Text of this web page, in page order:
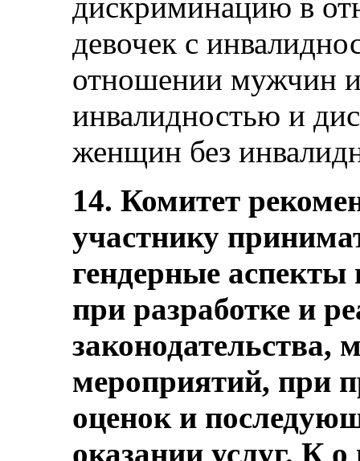
девочек с
отношении мужчин
инвалидностью и
женщин без
14. Комитет
участнику
гендерные
при разработке и
законодательства,
мероприятий, при
оценок и
оказании услуг. К